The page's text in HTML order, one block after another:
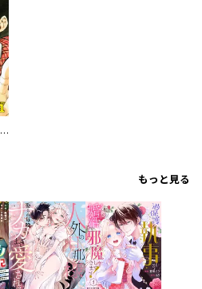
探偵犬シャードック（新装版）
もっと見る